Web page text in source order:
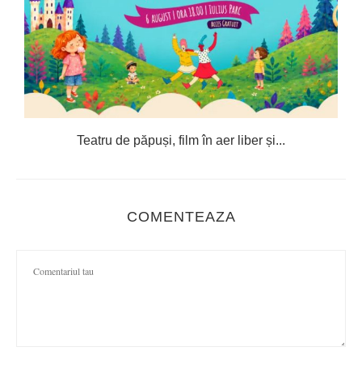
Teatru de păpuși, film în aer liber și...
COMENTEAZA